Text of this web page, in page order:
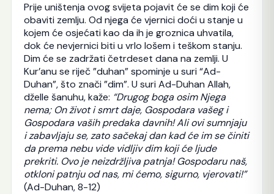
Prije uništenja ovog svijeta pojavit će se dim koji će
obaviti zemlju. Od njega će vjernici doći u stanje u
kojem će osjećati kao da ih je groznica uhvatila,
dok će nevjernici biti u vrlo lošem i teškom stanju.
Dim će se zadržati četrdeset dana na zemlji. U
Kur’anu se riječ ”duhan” spominje u suri “Ad-
Duhan”, što znači ”dim”. U suri Ad-Duhan Allah,
dželle šanuhu, kaže: “Drugog boga osim Njega
nema; On život i smrt daje, Gospodara vašeg i
Gospodara vaših predaka davnih! Ali ovi sumnjaju
i zabavljaju se, zato sačekaj dan kad će im se činiti
da prema nebu vide vidljiv dim koji će ljude
prekriti. Ovo je neizdržljiva patnja! Gospodaru naš,
otkloni patnju od nas, mi ćemo, sigurno, vjerovati!”
(Ad-Duhan, 8-12)